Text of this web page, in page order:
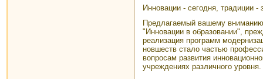
Инновации - сегодня, традиции -
Предлагаемый вашему
"Инновации в образовании",
реализация программ
новшеств стало частью
вопросам развития
учреждениях различного уровня.